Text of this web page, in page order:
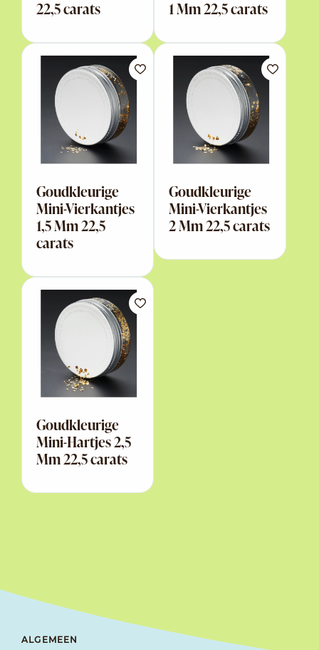
22,5 carats
1 Mm 22,5 carats
Goudkleurige
Mini-Vierkantjes
1,5 Mm 22,5
carats
Goudkleurige
Mini-Vierkantjes
2 Mm 22,5 carats
Goudkleurige
Mini-Hartjes 2,5
Mm 22,5 carats
ALGEMEEN